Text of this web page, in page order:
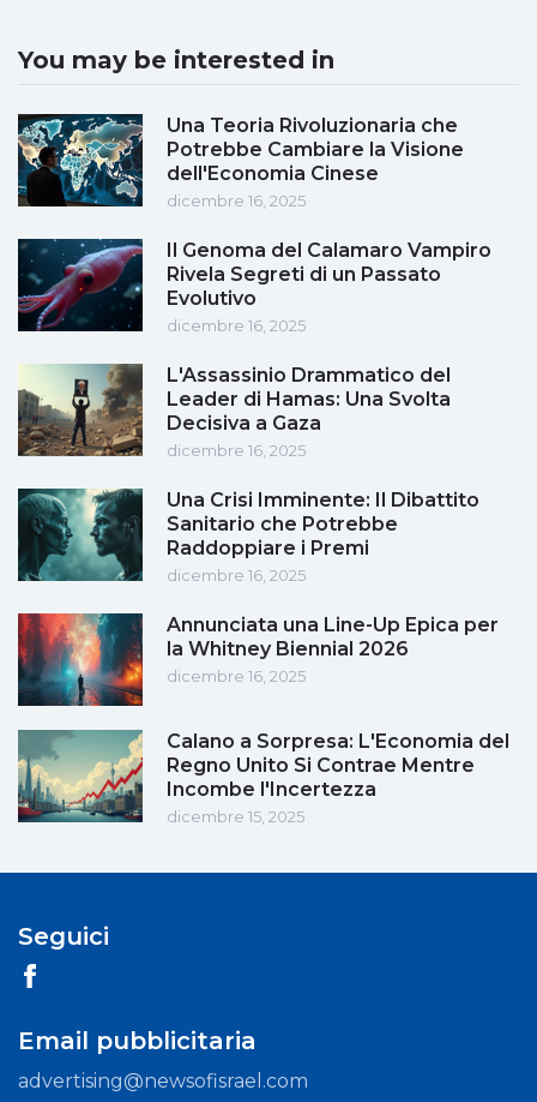
You may be interested in
Una Teoria Rivoluzionaria che
Potrebbe Cambiare la Visione
dell'Economia Cinese
dicembre 16, 2025
Il Genoma del Calamaro Vampiro
Rivela Segreti di un Passato
Evolutivo
dicembre 16, 2025
L'Assassinio Drammatico del
Leader di Hamas: Una Svolta
Decisiva a Gaza
dicembre 16, 2025
Una Crisi Imminente: Il Dibattito
Sanitario che Potrebbe
Raddoppiare i Premi
dicembre 16, 2025
Annunciata una Line-Up Epica per
la Whitney Biennial 2026
dicembre 16, 2025
Calano a Sorpresa: L'Economia del
Regno Unito Si Contrae Mentre
Incombe l'Incertezza
dicembre 15, 2025
Seguici
Email pubblicitaria
advertising@newsofisrael.com